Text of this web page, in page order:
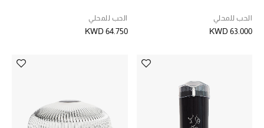
الحب للمحلي
KWD 63.000
الحب للمحلي
KWD 64.750